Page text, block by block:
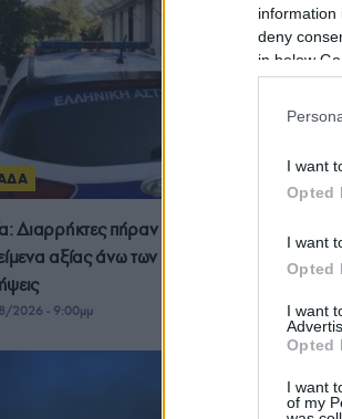
information
deny
in below
I want
Opted
I want
Opted
I want
Opted
I want
of my
Διαρρήκτες πήραν από αυτοκίνητο
αξίας άνω των 19.000 ευρώ! – Δύο
2026 - 9:00μμ